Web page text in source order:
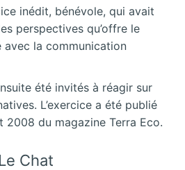
inédit, bénévole, qui avait
perspectives qu’offre le
la communication
été invités à réagir sur
L’exercice a été publié
2008 du magazine Terra Eco.
Chat